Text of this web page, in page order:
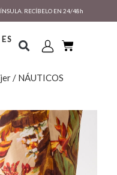
RECÍBELO EN 24/48h
ES
/ NÁUTICOS